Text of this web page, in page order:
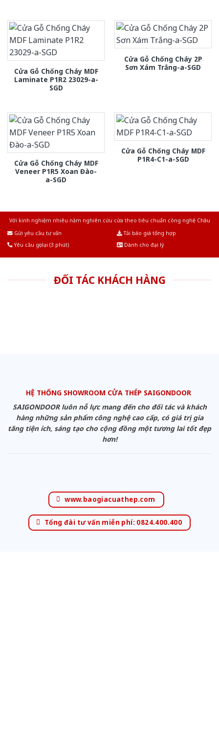
Cửa Gỗ Chống Cháy MDF
Laminate P1R2 23029-a-
SGD
Cửa Gỗ Chống Cháy 2P
Sơn Xám Trắng-a-SGD
Cửa Gỗ Chống Cháy MDF
Veneer P1R5 Xoan Đào-
a-SGD
Cửa Gỗ Chống Cháy MDF
P1R4-C1-a-SGD
Với kinh nghiệm nhiêu năm nghiên cứu cửa theo tiêu chuẩn công nghệ Châu
Gửi yêu cầu tư vấn
Tải báo giá tổng hợp
Yêu cầu gọi lại (3 phút)
Dành cho đại lý
ĐỐI TÁC KHÁCH HÀNG
HỆ THỐNG SHOWROOM CỬA THÉP SAIGONDOOR
SAIGONDOOR luôn nỗ lực mang đến cho đối tác và khách
hàng những sản phẩm công nghệ cao cấp, có giá trị gia
tăng tiện ích, sáng tạo cho cộng đồng một tương lai tốt đẹp
hơn!
www.baogiacuathep.com
Tổng đài tư vấn miễn phí: 0824.400.400